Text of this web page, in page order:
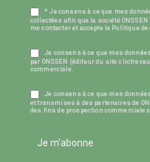
* Je consens à ce que mes
collectées afin que la société
me contacter et accepte la Politique
Je consens à ce que mes
par ONSSEN (éditeur du site
commerciale.
Je consens à ce que mes
et transmises à des partenaires de
des fins de prospection commerciales.
Je m'abonne